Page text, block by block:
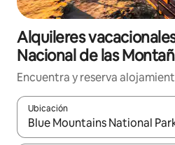
Alquileres
Nacional de las
Encuentra y reserva
Ubicación
Cuando los resultados estén